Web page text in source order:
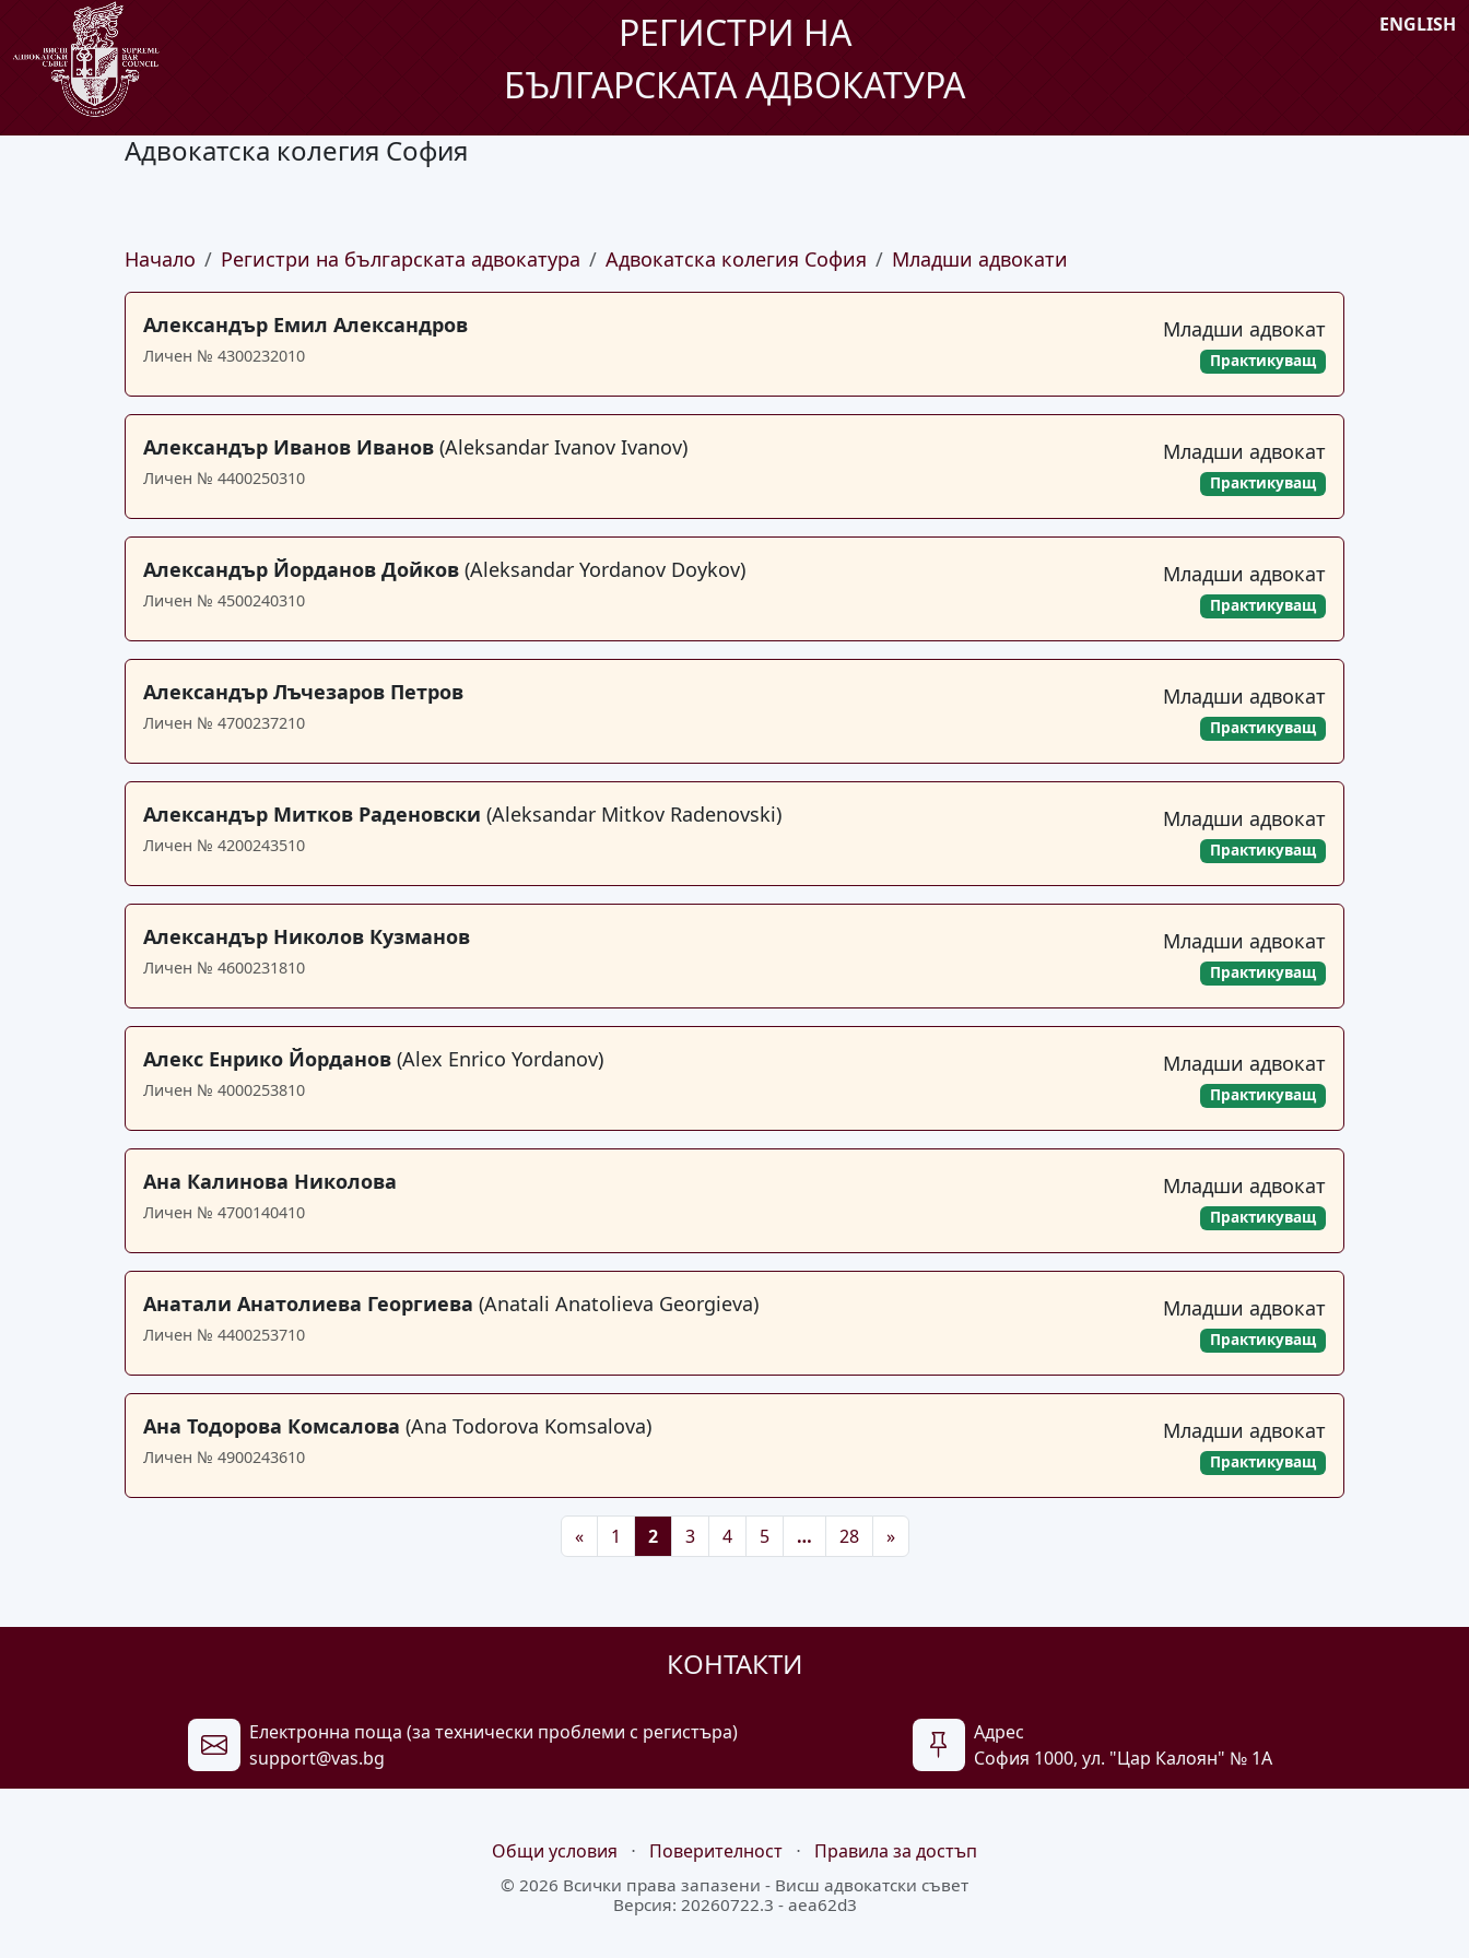
РЕГИСТРИ НА
БЪЛГАРСКАТА АДВОКАТУРА
ENGLISH
Адвокатска колегия София
Начало Регистри на българската адвокатура Адвокатска колегия София Младши адвокати
Александър Емил Александров
Личен № 4300232010
Младши адвокат
Практикуващ
Александър Иванов Иванов (Aleksandar Ivanov Ivanov)
Личен № 4400250310
Младши адвокат
Практикуващ
Александър Йорданов Дойков (Aleksandar Yordanov Doykov)
Личен № 4500240310
Младши адвокат
Практикуващ
Александър Лъчезаров Петров
Личен № 4700237210
Младши адвокат
Практикуващ
Александър Митков Раденовски (Aleksandar Mitkov Radenovski)
Личен № 4200243510
Младши адвокат
Практикуващ
Александър Николов Кузманов
Личен № 4600231810
Младши адвокат
Практикуващ
Алекс Енрико Йорданов (Alex Enrico Yordanov)
Личен № 4000253810
Младши адвокат
Практикуващ
Ана Калинова Николова
Личен № 4700140410
Младши адвокат
Практикуващ
Анатали Анатолиева Георгиева (Anatali Anatolieva Georgieva)
Личен № 4400253710
Младши адвокат
Практикуващ
Ана Тодорова Комсалова (Ana Todorova Komsalova)
Личен № 4900243610
Младши адвокат
Практикуващ
«Предишна
1 2 3 4 5 … 28Последна
»Следваща
КОНТАКТИ
Електронна поща (за технически проблеми с регистъра)
support@vas.bg
Адрес
София 1000, ул. "Цар Калоян" № 1A
Общи условия ⋅ Поверителност ⋅ Правила за достъп
© 2026 Всички права запазени - Висш адвокатски съвет
Версия: 20260722.3 - aea62d3